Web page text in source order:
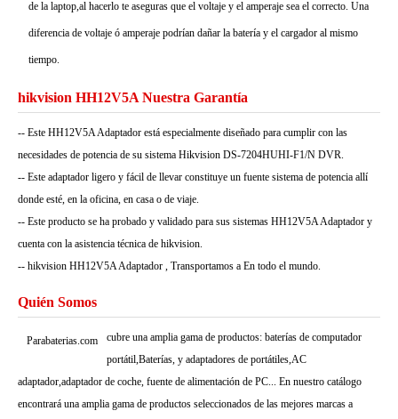
de la laptop,al hacerlo te aseguras que el voltaje y el amperaje sea el correcto. Una
diferencia de voltaje ó amperaje podrían dañar la batería y el cargador al mismo
tiempo.
hikvision HH12V5A Nuestra Garantía
-- Este HH12V5A Adaptador está especialmente diseñado para cumplir con las
necesidades de potencia de su sistema Hikvision DS-7204HUHI-F1/N DVR.
-- Este adaptador ligero y fácil de llevar constituye un fuente sistema de potencia allí
donde esté, en la oficina, en casa o de viaje.
-- Este producto se ha probado y validado para sus sistemas HH12V5A Adaptador y
cuenta con la asistencia técnica de hikvision.
-- hikvision HH12V5A Adaptador , Transportamos a En todo el mundo.
Quién Somos
Parabaterias.com
cubre una amplia gama de productos: baterías de computador
portátil,Baterías, y adaptadores de portátiles,AC
adaptador,adaptador de coche, fuente de alimentación de PC... En nuestro catálogo
encontrará una amplia gama de productos seleccionados de las mejores marcas a